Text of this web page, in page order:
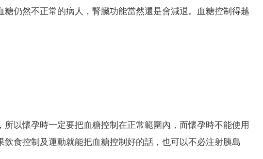
仍然不正常的病人，腎臟功能當然還是會減退。血糖控制得越
以懷孕時一定要把血糖控制在正常範圍內，而懷孕時不能使用
食控制及運動就能把血糖控制好的話，也可以不必注射胰島